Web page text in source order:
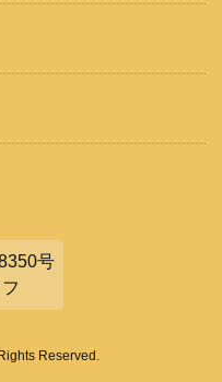
号
Reserved.